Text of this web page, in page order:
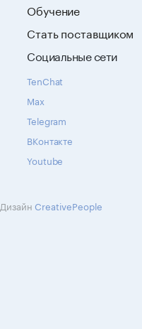
Обучение
Стать поставщиком
Социальные сети
TenChat
Max
Telegram
ВКонтакте
Youtube
Дизайн CreativePeople